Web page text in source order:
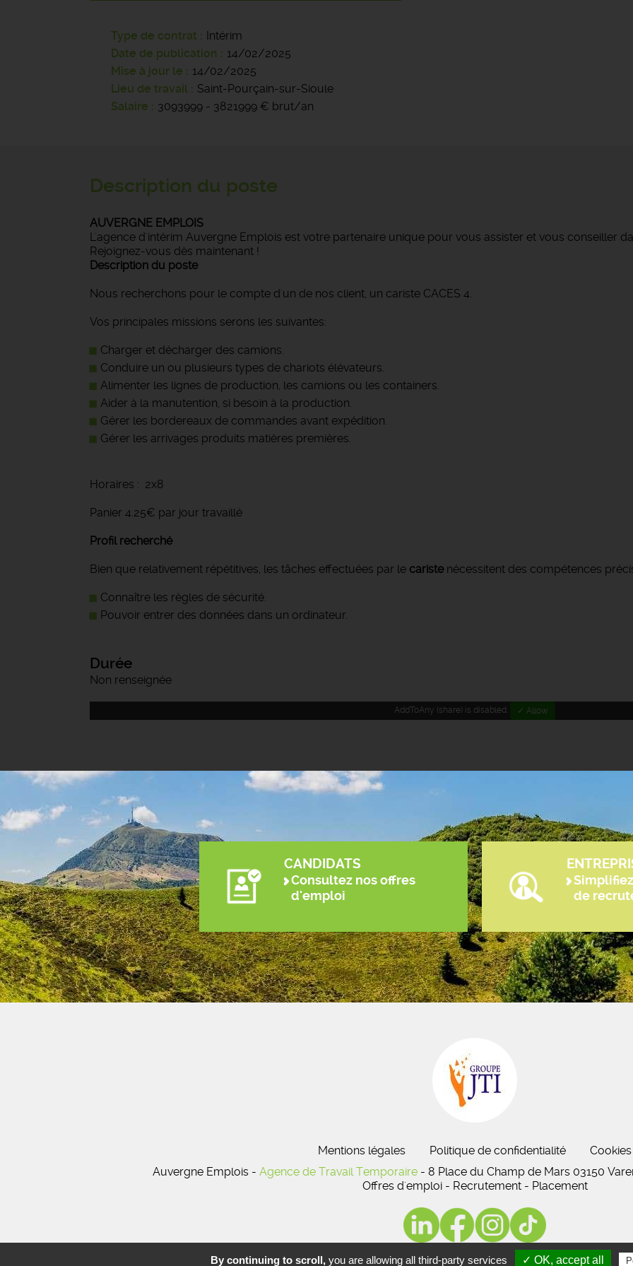
Type de contrat
Intérim
Date de publication
14/02/2025
Mise à jour le
14/02/2025
Lieu de travail
Saint-Pourçain-sur-Sioule
Salaire
3093999 - 3821999 € brut/an
Description du poste
AUVERGNE EMPLOIS
L'agence d'intérim Auvergne Emplois est votre partenaire unique pour vous assister et vous conseiller
Rejoignez-vous dès maintenant !
Description du poste
Nous recherchons pour le compte d'un de nos client, un cariste CACES 4.
Vos principales missions serons les suivantes:
Charger et décharger des camions.
Conduire un ou plusieurs types de chariots élévateurs.
Alimenter les lignes de production, les camions ou les containers.
Aider à la manutention, si besoin à la production.
Gérer les bordereaux de commandes avant expédition.
Gérer les arrivages produits matières premières.
Horaires : 2x8
Panier 4.25€ par jour travaillé
Profil recherché
Bien que relativement répétitives, les tâches effectuées par le caristenécessitent des compétences
Connaître les règles de sécurité.
Pouvoir entrer des données dans un ordinateur.
Durée
Non renseignée
AddToAny (share) is disabled. ✓ Allow
CANDIDATS
Consultez nos offres
d'emploi
de
Mentions légales Politique de confidentialité
Cookies
Auvergne Emplois - Agence de Travail Temporaire- 8 Place du Champ de Mars 03150
Offres d'emploi - Recrutement - Placement
By continuing to scroll, you are allowing all third-party services ✓ OK, accept all